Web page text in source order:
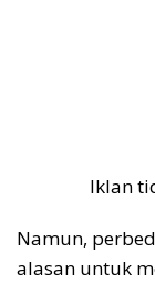
Iklan
Namun,
alasan untuk